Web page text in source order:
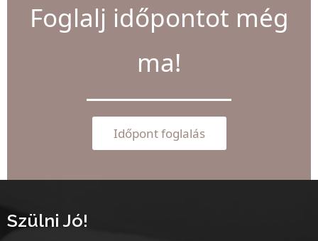
Foglalj időpontot még
ma!
Időpont foglalás
Szülni Jó!